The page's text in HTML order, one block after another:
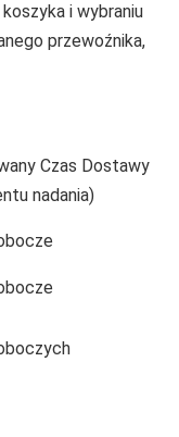
i wybraniu
przewoźnika,
Czas Dostawy
nadania)